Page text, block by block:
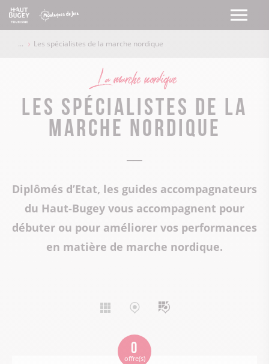
Les spécialistes de la marche nordique
La marche nordique
Les spécialistes de la
marche nordique
Diplômés d’Etat, les guides accompagnateurs
du Haut-Bugey vous accompagnent pour
débuter ou pour améliorer vos performances
en matière de marche nordique.
Affichage Affichage
0
offre(s)